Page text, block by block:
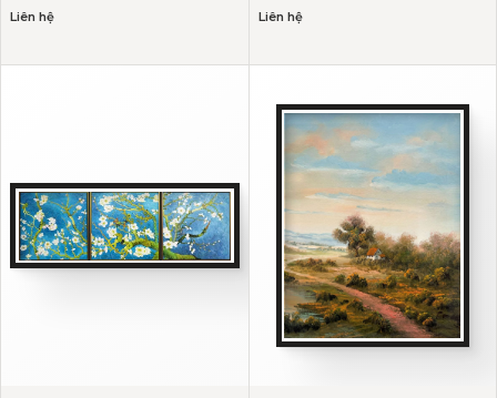
Liên hệ Liên hệ